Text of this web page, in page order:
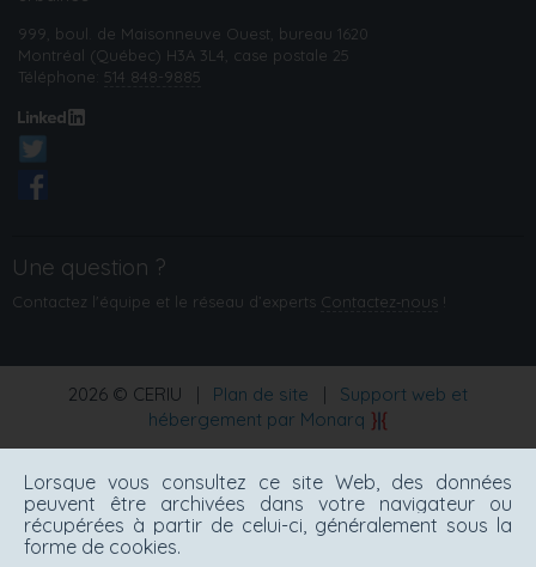
999, boul. de Maisonneuve Ouest, bureau 1620
Montréal (Québec) H3A 3L4, case postale 25
Téléphone: 514 848-9885
Une question ?
Contactez l'équipe et le réseau d’experts Contactez‑nous !
2026 © CERIU | Plan de site |
Support web et
hébergement par Monarq
Lorsque vous consultez ce site Web, des données
peuvent être archivées dans votre navigateur ou
récupérées à partir de celui-ci, généralement sous la
forme de cookies.